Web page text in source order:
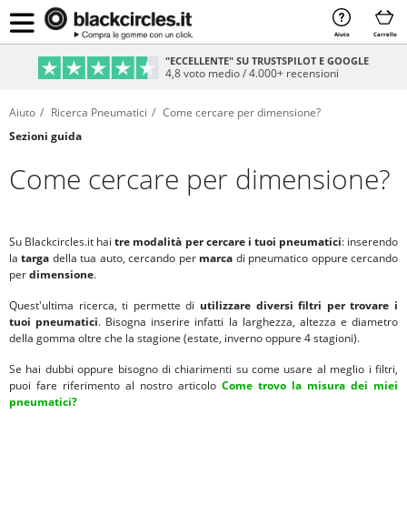
Aiuto Carrello
"ECCELLENTE" SU TRUSTSPILOT E GOOGLE
4,8 voto medio / 4.000+ recensioni
Aiuto Ricerca Pneumatici
Come cercare per dimensione?
Sezioni guida
Come cercare per dimensione?
Su Blackcircles.it haitre modalità per cercare i tuoi pneumatici: inserendo
latarga della tua auto, cercando per marca di pneumatico oppure cercando
perdimensione.
Quest'ultima ricerca, ti permette di utilizzare diversi filtri per trovare i
tuoi pneumatici. Bisogna inserire infatti la larghezza, altezza e diametro
della gomma oltre che la stagione (estate, inverno oppure 4 stagioni).
Se hai dubbi oppure bisogno di chiarimenti su come usare al meglio i filtri,
puoi fare riferimento al nostro articolo Come trovo la misura dei miei
pneumatici?